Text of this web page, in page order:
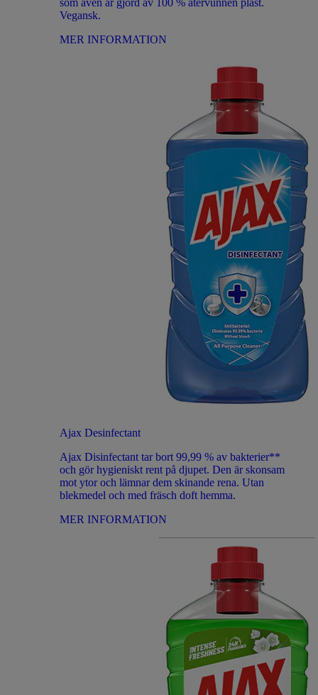
Vegansk.
MER INFORMATION
Ajax Desinfectant
Ajax Disinfectant tar bort 99,99 % av bakterier**
och gör hygieniskt rent på djupet. Den är skonsam
mot ytor och lämnar dem skinande rena. Utan
blekmedel och med fräsch doft hemma.
MER INFORMATION